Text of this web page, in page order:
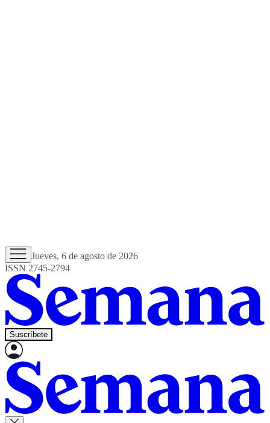
Jueves, 6 de agosto de 2026
ISSN 2745-2794
Suscríbete